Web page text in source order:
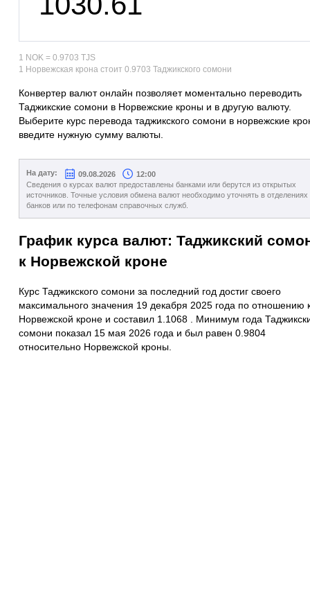
1 NOK = 0.9703 TJS
1 Норвежская крона стоит 0.9703 Таджикского сомони
Конвертер валют онлайн позволяет моментально переводить
Таджикские сомони в Норвежские кроны и в другую валюту.
Выберите курс перевода таджикского сомони в норвежские
введите нужную сумму валюты.
На дату: 09.08.2026
12:00
Сведения о курсах валют предоставлены банками или берутся из открытых
источников. Точные условия обмена валют необходимо уточнять в отделениях
банков или по телефонам справочных служб.
График курса валют: Таджикский
к Норвежской кроне
Курс Таджикского сомони за последний год достиг своего
максимального значения 19 декабря 2025 года по отношению
Норвежской кроне и составил 1.1068 . Минимум года
сомони показал 15 мая 2026 года и был равен 0.9804
относительно Норвежской кроны.